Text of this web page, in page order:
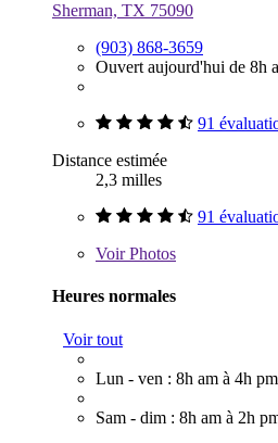
Sherman, TX 75090
(903) 868-3659
Ouvert aujourd'hui de 8h
91
Distance estimée
2,3 milles
91
VoirPhotos
Heures normales
Voir tout
Lun - ven : 8h am à 4h pm
Sam - dim : 8h am à 2h